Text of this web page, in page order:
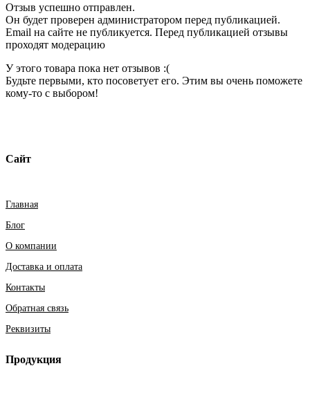
Отзыв успешно отправлен.
Он будет проверен администратором перед публикацией.
Email на сайте не публикуется. Перед публикацией отзывы
проходят модерацию
У этого товара пока нет отзывов :(
Будьте первыми, кто посоветует его. Этим вы очень поможете
кому-то с выбором!
Сайт
Главная
Блог
О компании
Доставка и оплата
Контакты
Обратная связь
Реквизиты
Продукция